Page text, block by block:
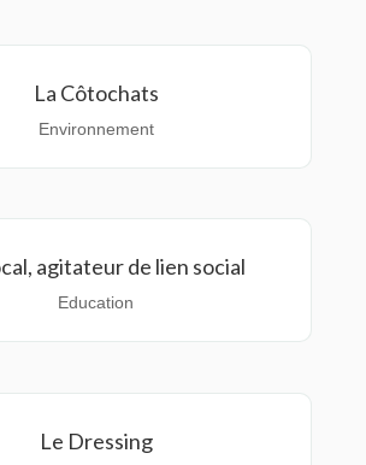
La Côtochats
Environnement
agitateur de lien social
Education
Le Dressing